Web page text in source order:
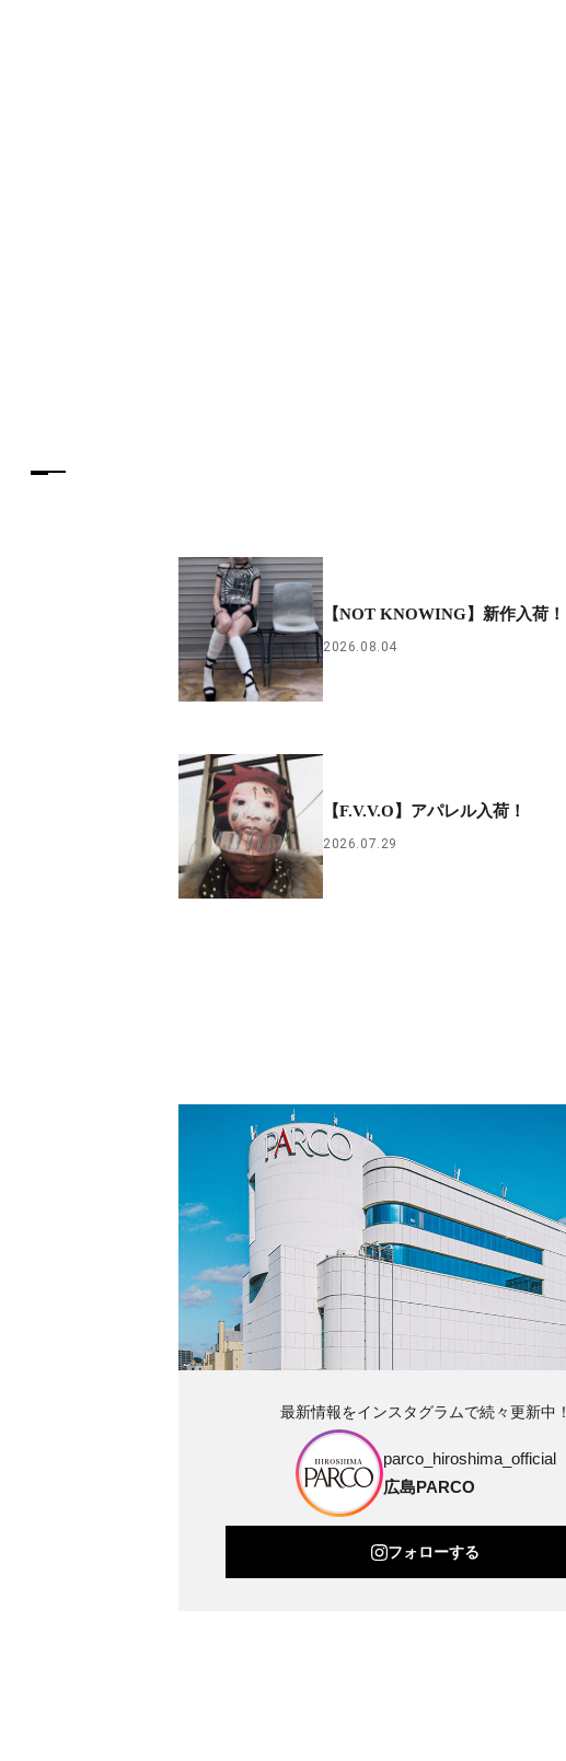
【NOT KNOWING】新作入荷！
2026.08.04
【F.V.V.O】アパレル入荷！
2026.07.29
最新情報をインスタグラムで続々更新中！
parco_hiroshima_official
広島PARCO
フォローする